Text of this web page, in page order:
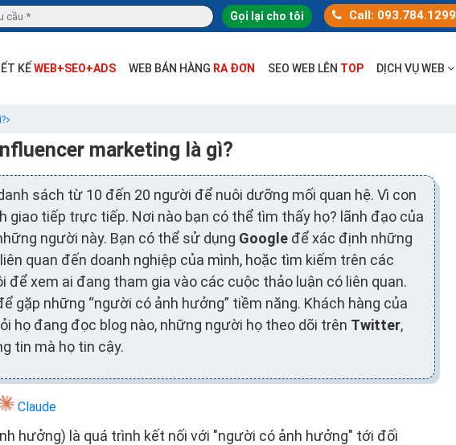
Gọi lại cho tôi Call: 093.784.1299
KẾWEB+SEO+ADS WEB BÁN HÀNG RA ĐƠN SEO WEB LÊN TOP DỊCH VỤ WEB
marketing là gì?
sách từ 10 đến 20 người để nuôi dưỡng mối quan hệ. Vì con
giao tiếp trực tiếp. Nơi nào bạn có thể tìm thấy họ? lãnh đạo của
người này. Bạn có thể sử dụng Google để xác định những
quan đến doanh nghiệp của mình, hoặc tìm kiếm trên các
để xem ai đang tham gia vào các cuộc thảo luận có liên quan.
gặp những “người có ảnh hưởng” tiềm năng. Khách hàng của
họ đang đọc blog nào, những người họ theo dõi trên Twitter,
tin mà họ tin cậy.
Claude
hưởng) là quá trình kết nối với "người có ảnh hưởng" tới đối